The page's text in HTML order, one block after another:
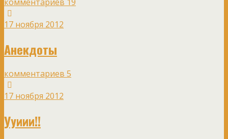
17 ноября 2012
Анекдоты
комментариев 5
17 ноября 2012
Ууиии!!